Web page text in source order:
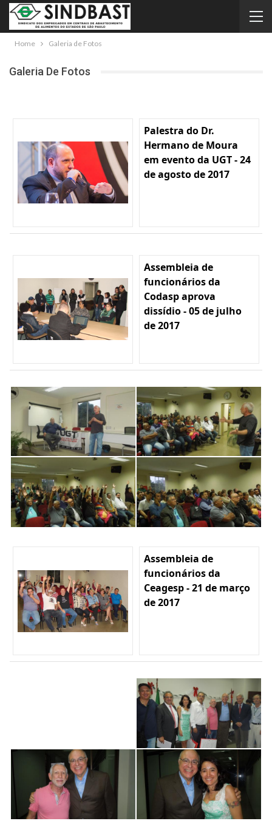
Home Galeria de Fotos
Galeria De Fotos
Palestra do Dr.
Hermano de Moura
em evento da UGT - 24
de agosto de 2017
Assembleia de
funcionários da
Codasp aprova
dissídio - 05 de julho
de 2017
Assembleia de
funcionários da
Ceagesp - 21 de março
de 2017